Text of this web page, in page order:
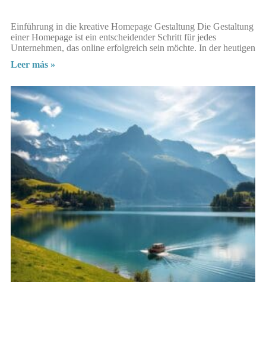
Einführung in die kreative Homepage Gestaltung Die Gestaltung
einer Homepage ist ein entscheidender Schritt für jedes
Unternehmen, das online erfolgreich sein möchte. In der heutigen
Leer más »